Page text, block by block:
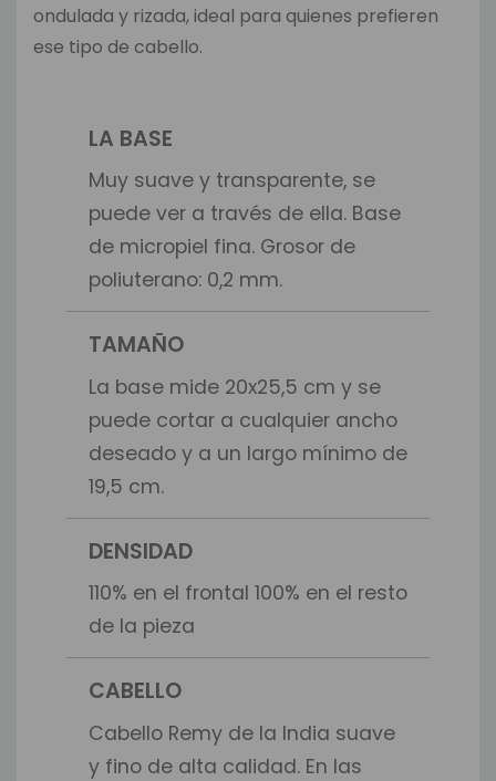
ondulada y rizada, ideal para quienes prefieren
ese tipo de cabello.
LA BASE
Muy suave y transparente, se
puede ver a través de ella. Base
de micropiel fina. Grosor de
poliuterano: 0,2 mm.
TAMAÑO
La base mide 20x25,5 cm y se
puede cortar a cualquier ancho
deseado y a un largo mínimo de
19,5 cm.
DENSIDAD
110% en el frontal 100% en el resto
de la pieza
CABELLO
Cabello Remy de la India suave
y fino de alta calidad. En las